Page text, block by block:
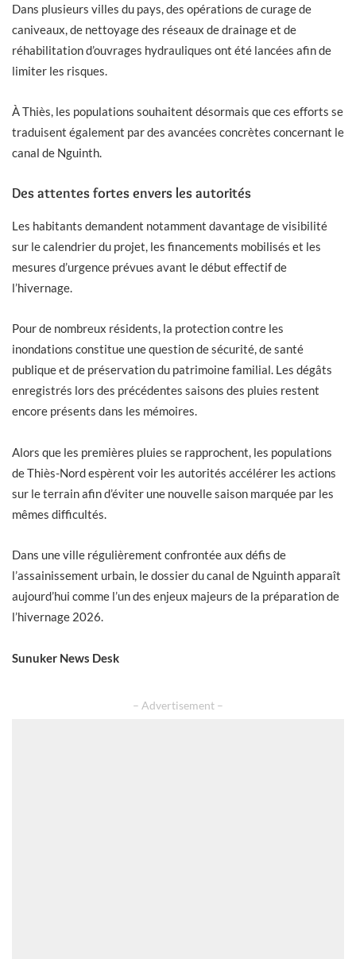
Dans plusieurs villes du pays, des opérations de curage de
caniveaux, de nettoyage des réseaux de drainage et de
réhabilitation d’ouvrages hydrauliques ont été lancées afin de
limiter les risques.
À Thiès, les populations souhaitent désormais que ces efforts se
traduisent également par des avancées concrètes concernant le
canal de Nguinth.
Des attentes fortes envers les autorités
Les habitants demandent notamment davantage de visibilité
sur le calendrier du projet, les financements mobilisés et les
mesures d’urgence prévues avant le début effectif de
l’hivernage.
Pour de nombreux résidents, la protection contre les
inondations constitue une question de sécurité, de santé
publique et de préservation du patrimoine familial. Les dégâts
enregistrés lors des précédentes saisons des pluies restent
encore présents dans les mémoires.
Alors que les premières pluies se rapprochent, les populations
de Thiès-Nord espèrent voir les autorités accélérer les actions
sur le terrain afin d’éviter une nouvelle saison marquée par les
mêmes difficultés.
Dans une ville régulièrement confrontée aux défis de
l’assainissement urbain, le dossier du canal de Nguinth apparaît
aujourd’hui comme l’un des enjeux majeurs de la préparation de
l’hivernage 2026.
Sunuker News Desk
– Advertisement –